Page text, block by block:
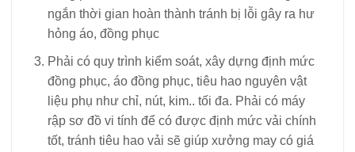
ngắn thời gian hoàn thành tránh bị lỗi gây ra hư
hỏng áo, đồng phục
Phải có quy trình kiểm soát, xây dựng định mức
đồng phục, áo đồng phục, tiêu hao nguyên vật
liệu phụ như chỉ, nút, kim.. tối đa. Phải có máy
rập sơ đồ vi tính để có được định mức vải chính
tốt, tránh tiêu hao vải sẽ giúp xưởng may có giá